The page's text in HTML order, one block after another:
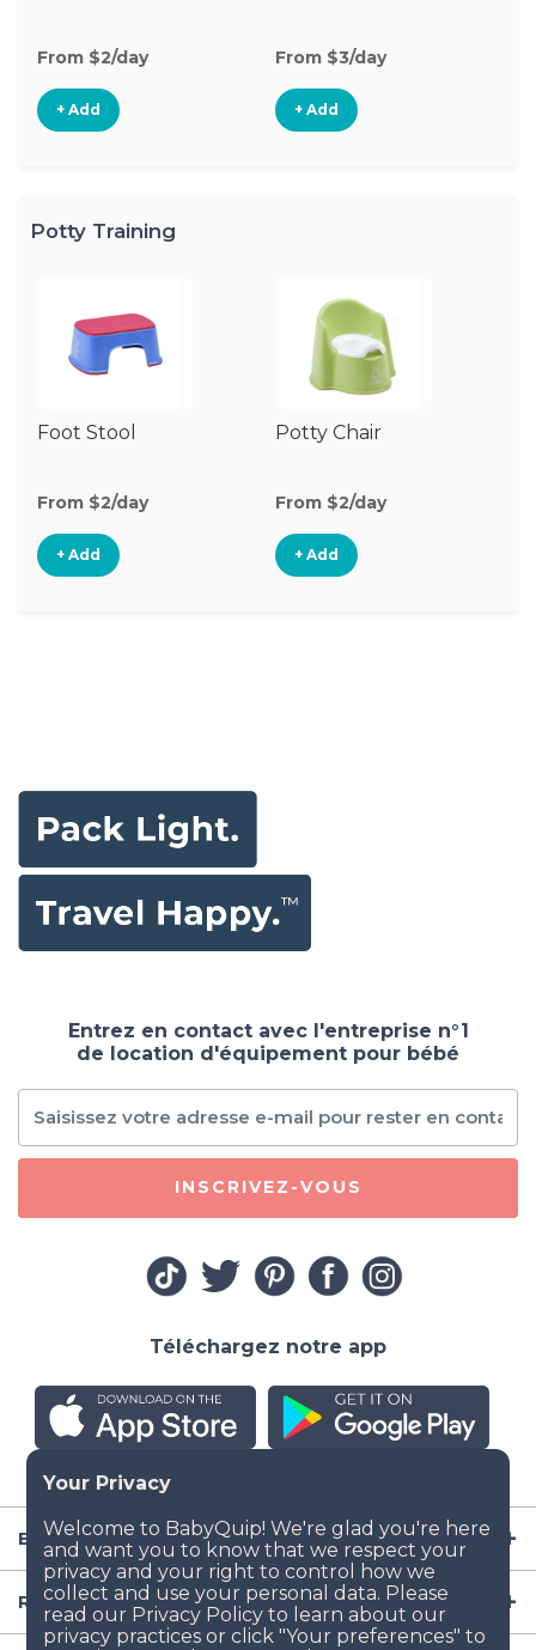
From $2/day
+ Add
From $3/day
+ Add
Potty Training
Foot Stool
From $2/day
+ Add
Potty Chair
From $2/day
+ Add
Entreprise
Ressources
Entrez en contact avec l'entreprise n°1
de location d'équipement pour bébé
INSCRIVEZ-VOUS
Téléchargez notre app